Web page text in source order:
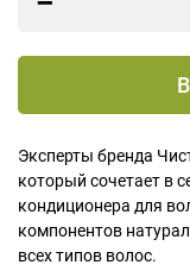
Эксперты бренда
который сочетает в
кондиционера для
компонентов
всех типов волос.